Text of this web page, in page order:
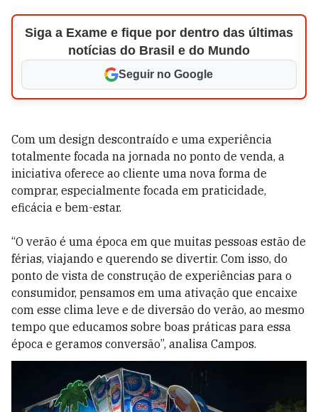
Siga a Exame e fique por dentro das últimas
notícias do Brasil e do Mundo
Seguir no Google
Com um design descontraído e uma experiência
totalmente focada na jornada no ponto de venda, a
iniciativa oferece ao cliente uma nova forma de
comprar, especialmente focada em praticidade,
eficácia e bem-estar.
“O verão é uma época em que muitas pessoas estão de
férias, viajando e querendo se divertir. Com isso, do
ponto de vista de construção de experiências para o
consumidor, pensamos em uma ativação que encaixe
com esse clima leve e de diversão do verão, ao mesmo
tempo que educamos sobre boas práticas para essa
época e geramos conversão”, analisa Campos.